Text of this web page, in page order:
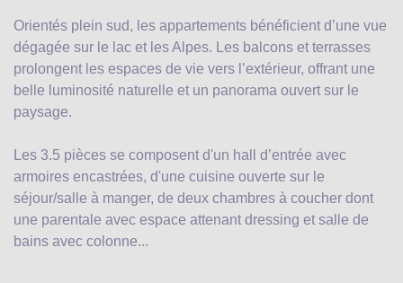
Orientés plein sud, les appartements bénéficient d’une vue
dégagée sur le lac et les Alpes. Les balcons et terrasses
prolongent les espaces de vie vers l’extérieur, offrant une
belle luminosité naturelle et un panorama ouvert sur le
paysage.
Les 3.5 pièces se composent d'un hall d’entrée avec
armoires encastrées, d'une cuisine ouverte sur le
séjour/salle à manger, de deux chambres à coucher dont
une parentale avec espace attenant dressing et salle de
bains avec colonne...